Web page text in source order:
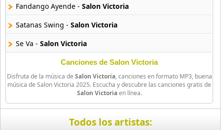
Duo Ayacucho
18 músicas online
Duo Latidos
20 músicas online
Duo Nuevo Amanecer
Fandango Ayende - Salon Victoria
Satanas Swing - Salon Victoria
Se Va - Salon Victoria
Mi Vida Es Tango Yo No Debo -Salon Victoria
Mil Coyotes Marihuanos -Salon Victoria
Canciones de Salon Victoria
Disfruta de la música de Salon Victoria, canciones en formato MP3, buena
música de Salon Victoria 2025. Escucha y descubre las canciones gratis de
Salon Victoriaen línea.
Todos los artistas: